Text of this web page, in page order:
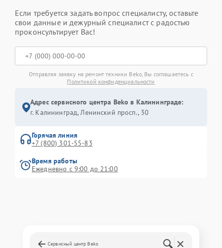
Если требуется задать вопрос специалисту, оставьте
свои данные и дежурный специалист с радостью
проконсультирует Вас!
Отправляя заявку на ремонт техники Beko, Вы соглашаетесь с
Политикой конфиденциальности
Адрес сервисного центра Beko в Калининграде:
г. Калининград, Ленинский просп., 30
Горячая линия
+7 (800) 301-55-83
Время работы
Ежедневно с 9:00 до 21:00
Сервисный центр Beko